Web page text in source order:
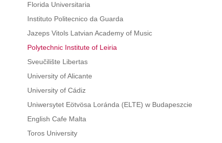
Florida Universitaria
Instituto Politecnico da Guarda
Jazeps Vitols Latvian Academy of Music
Polytechnic Institute of Leiria
Sveučilište Libertas
University of Alicante
University of Cádiz
Uniwersytet Eötvösa Loránda (ELTE) w Budapeszcie
English Cafe Malta
Toros University